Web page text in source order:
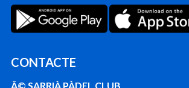
CONTACTE
Â© SARRIÀ PÀDEL CLUB